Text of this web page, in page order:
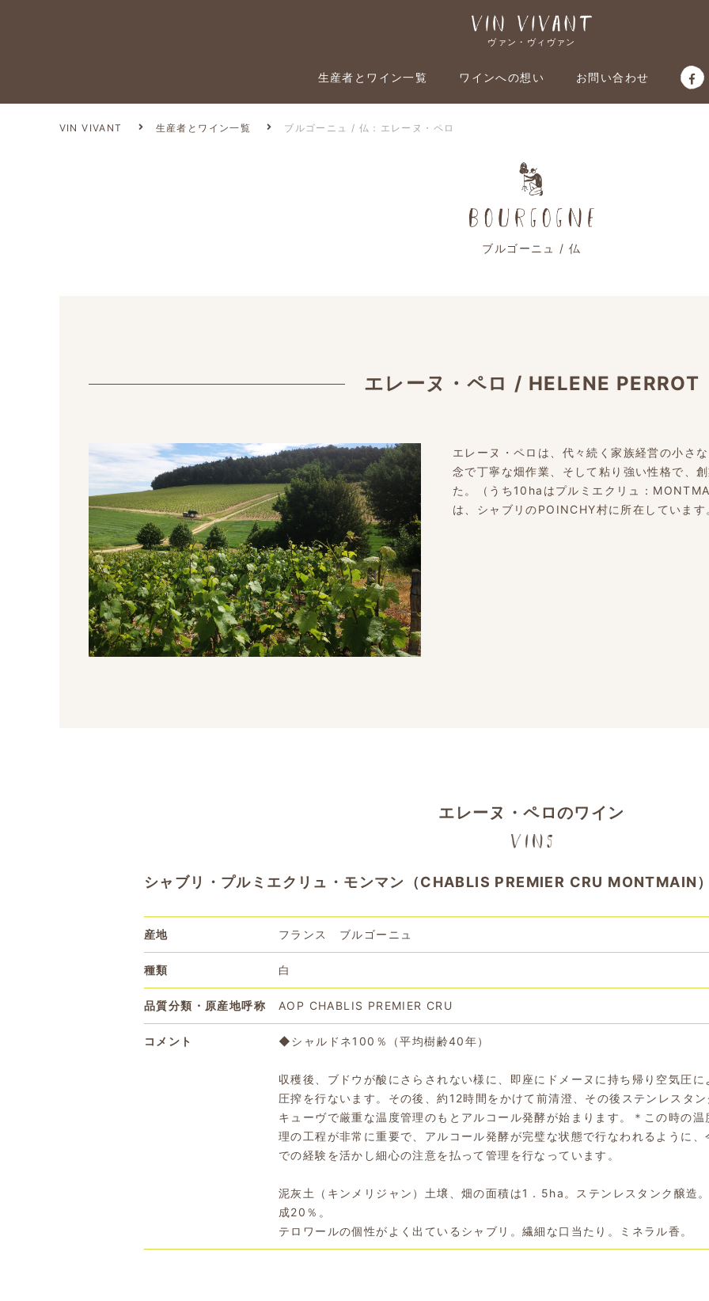
ヴァン・ヴィヴァン
生産者とワイン一覧 ワインへの想い お問い合わせ
VIN VIVANT 生産者とワイン一覧 ブルゴーニュ / 仏：エレーヌ・ペロ
ブルゴーニュ / 仏
エレーヌ・ペロ / HELENE PERROT
エレーヌ・ペロは、代々続く家族経営の小さ
念で丁寧な畑作業、そして粘り強い性格で、
た。（うち10haはプルミエクリュ：
は、シャブリのPOINCHY村に所在しています
エレーヌ・ペロのワイン
シャブリ・プルミエクリュ・モンマン（CHABLIS PREMIER CRU MONTMAIN
産地 フランス ブルゴーニュ
種類 白
品質分類・原産地呼称 AOP CHABLIS PREMIER CRU
コメント ◆シャルドネ100％（平均樹齢40年）
収穫後、ブドウが酸にさらされない様に、即座にドメーヌに持ち帰り空気圧に
圧搾を行ないます。その後、約12時間をかけて前清澄、その後ステンレスタ
キューヴで厳重な温度管理のもとアルコール発酵が始まります。＊この時の温
理の工程が非常に重要で、アルコール発酵が完璧な状態で行なわれるように、
での経験を活かし細心の注意を払って管理を行なっています。
泥灰土（キンメリジャン）土壌、畑の面積は1．5ha。ステンレスタンク醸造
成20％。
テロワールの個性がよく出ているシャブリ。繊細な口当たり。ミネラル香。